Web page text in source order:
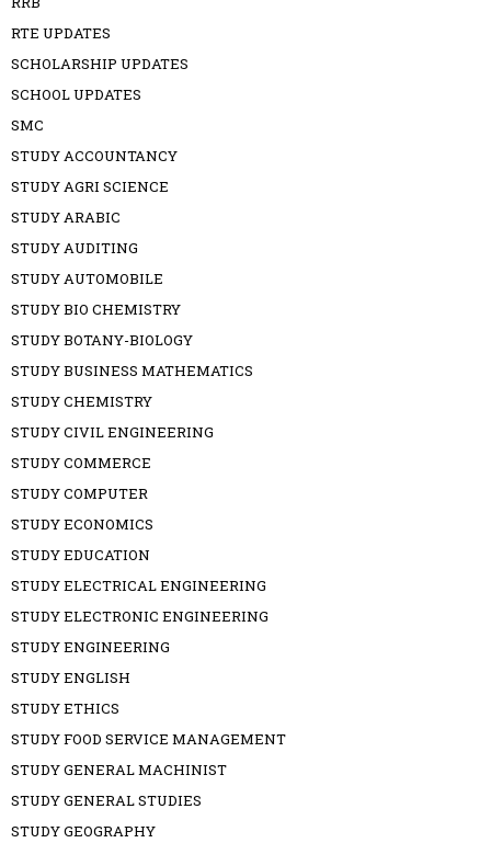
RTE UPDATES
SCHOLARSHIP UPDATES
SCHOOL UPDATES
SMC
STUDY ACCOUNTANCY
STUDY AGRI SCIENCE
STUDY ARABIC
STUDY AUDITING
STUDY AUTOMOBILE
STUDY BIO CHEMISTRY
STUDY BOTANY-BIOLOGY
STUDY BUSINESS MATHEMATICS
STUDY CHEMISTRY
STUDY CIVIL ENGINEERING
STUDY COMMERCE
STUDY COMPUTER
STUDY ECONOMICS
STUDY EDUCATION
STUDY ELECTRICAL ENGINEERING
STUDY ELECTRONIC ENGINEERING
STUDY ENGINEERING
STUDY ENGLISH
STUDY ETHICS
STUDY FOOD SERVICE MANAGEMENT
STUDY GENERAL MACHINIST
STUDY GENERAL STUDIES
STUDY GEOGRAPHY